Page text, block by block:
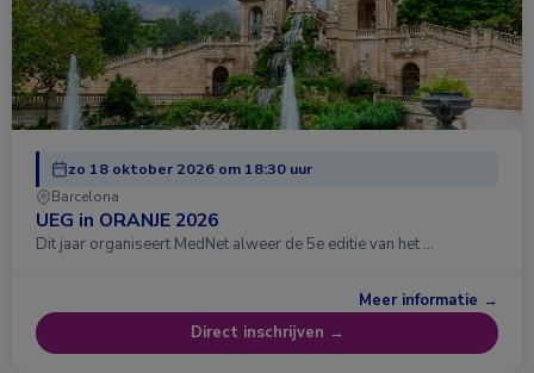
zo 18 oktober 2026 om 18:30 uur
Barcelona
UEG in ORANJE 2026
Dit jaar organiseert MedNet alweer de 5e editie van het …
Meer informatie →
Direct inschrijven →